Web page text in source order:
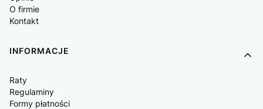
O firmie
Kontakt
INFORMACJE
Raty
Regulaminy
Formy płatności